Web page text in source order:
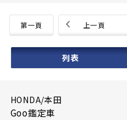
第一頁 上一頁
列表
HONDA/本田
Goo鑑定車